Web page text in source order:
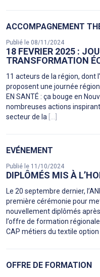
ACCOMPAGNEMENT
Publié le 08/11/2024
18 FEVRIER 2025 :
TRANSFORMATION
11 acteurs de la région, dont
proposent une journée
EN SANTÉ : ça bouge en
nombreuses actions
secteur de la [...]
EVÉNEMENT
Publié le 11/10/2024
DIPLÔMÉS MIS À
Le 20 septembre dernier,
première cérémonie pour
nouvellement diplômés
l’offre de formation
CAP métiers du textile
OFFRE DE FORMATION